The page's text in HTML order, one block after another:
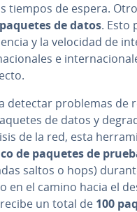
tiempos de espera.
de datos. Esto
y la velocidad de
e
detectar problemas de
de datos y
de la red, esta
de paquetes de
saltos o hops)
en el camino hacia el
un total de 100